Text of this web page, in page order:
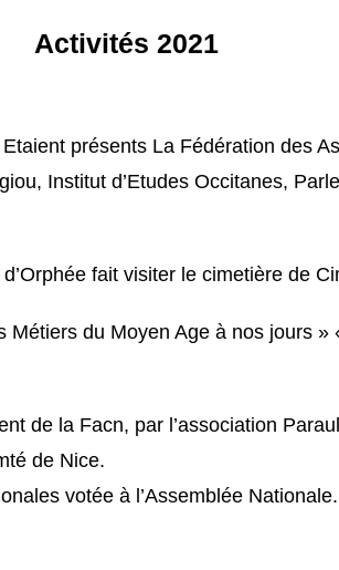
Activités 2021
présents La Fédération des
Institut d’Etudes Occitanes,
fait visiter le cimetière de
du Moyen Age à nos jours »
de la Facn, par l’association
de Nice.
votée à l’Assemblée Nationale.